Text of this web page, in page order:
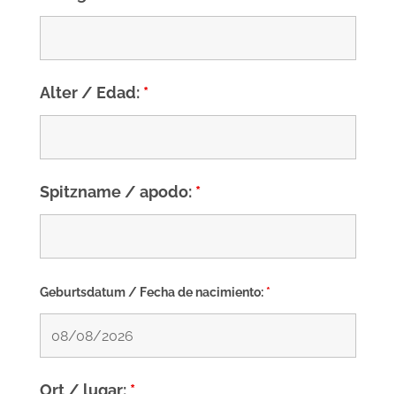
Alter / Edad: *
Spitzname / apodo: *
Geburtsdatum / Fecha de nacimiento: *
Ort / lugar: *